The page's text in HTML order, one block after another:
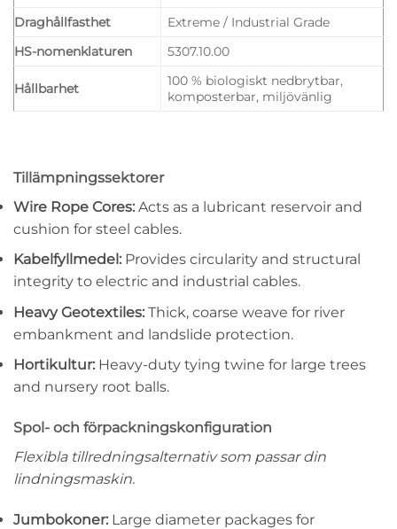
Draghållfasthet
Extreme / Industrial Grade
HS-nomenklaturen
5307.10.00
Hållbarhet
100 % biologiskt nedbrytbar,
komposterbar, miljövänlig
Tillämpningssektorer
Wire Rope Cores: Acts as a lubricant reservoir and
cushion for steel cables.
Kabelfyllmedel: Provides circularity and structural
integrity to electric and industrial cables.
Heavy Geotextiles: Thick, coarse weave for river
embankment and landslide protection.
Hortikultur: Heavy-duty tying twine for large trees
and nursery root balls.
Spol- och förpackningskonfiguration
Flexibla tillredningsalternativ som passar din
lindningsmaskin.
Jumbokoner: Large diameter packages for